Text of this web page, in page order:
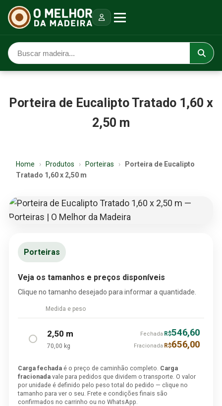
Porteira de Eucalipto Tratado 1,60 x
2,50 m
Home › Produtos › Porteiras ›
Porteira de Eucalipto
Tratado 1,60 x 2,50 m
Porteiras
Veja os tamanhos e preços disponíveis
Clique no tamanho desejado para informar a quantidade.
Medida e peso
2,50 m
70,00 kg
Fechada R$546,60
Fracionada R$656,00
Carga fechada é o preço de caminhão completo. Carga
fracionada vale para pedidos que dividem o transporte. O valor
por unidade é definido pelo peso total do pedido — clique no
tamanho para ver o seu. Frete e condições finais são
confirmados no carrinho ou no WhatsApp.